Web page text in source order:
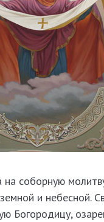
соборную
и небесной.
Богородицу,